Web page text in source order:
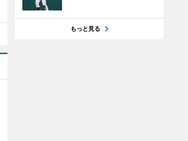
もっと見る